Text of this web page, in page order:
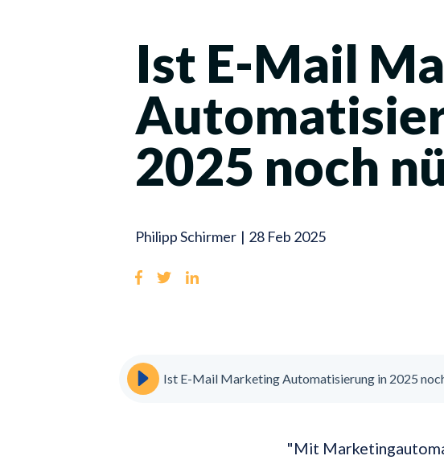
Ist E-Mail
2025 noch
Philipp Schirmer | 28 Feb 2025
Ist E-Mail Marketing Automatisierung in 2025
"Mit